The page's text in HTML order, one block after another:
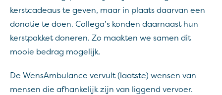
kerstcadeaus te geven, maar in plaats daarvan een
donatie te doen. Collega’s konden daarnaast hun
kerstpakket doneren. Zo maakten we samen dit
mooie bedrag mogelijk.
De WensAmbulance vervult (laatste) wensen van
mensen die afhankelijk zijn van liggend vervoer.